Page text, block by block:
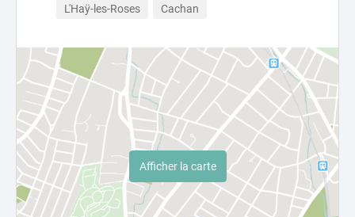
L'Haÿ-les-Roses Cachan
Afficher la carte